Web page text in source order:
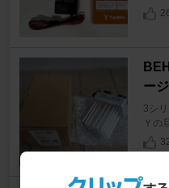
ージ
3シ
Ｙの